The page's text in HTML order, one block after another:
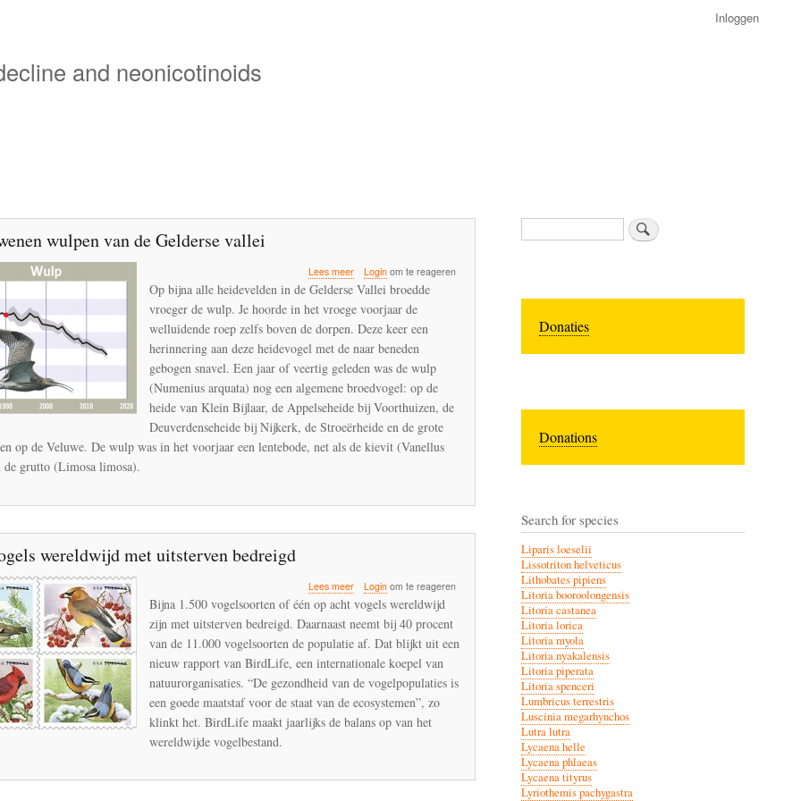
de
Inloggen
and neonicotinoids
wulpen van de Gelderse vallei
Lees meer over
De
wulpen
van
de
vallei
Login om te reageren
Op bijna alle heidevelden in de Gelderse Vallei broedde
vroeger de wulp. Je hoorde in het vroege voorjaar de
welluidende roep zelfs boven de dorpen. Deze keer een
herinnering aan deze heidevogel met de naar beneden
gebogen snavel. Een jaar of veertig geleden was de wulp
(Numenius arquata) nog een algemene broedvogel: op de
heide van Klein Bijlaar, de Appelseheide bij Voorthuizen, de
Deuverdenseheide bij Nijkerk, de Stroeërheide en de grote
op de Veluwe. De wulp was in het voorjaar een lentebode, net als de kievit (Vanellus
de grutto (Limosa limosa).
wereldwijd met uitsterven bedreigd
Lees meer over
8
vogels
wereldwijd
uitsterven
bedreigd
Login om te reageren
Bijna 1.500 vogelsoorten of één op acht vogels wereldwijd
zijn met uitsterven bedreigd. Daarnaast neemt bij 40 procent
van de 11.000 vogelsoorten de populatie af. Dat blijkt uit een
nieuw rapport van BirdLife, een internationale koepel van
natuurorganisaties. “De gezondheid van de vogelpopulaties is
een goede maatstaf voor de staat van de ecosystemen”, zo
klinkt het. BirdLife maakt jaarlijks de balans op van het
wereldwijde vogelbestand.
Zoeken
Donaties
Donations
Search for species
Liparis loeselii
Lissotriton helveticus
Lithobates pipiens
Litoria booroolongensis
Litoria castanea
Litoria lorica
Litoria myola
Litoria nyakalensis
Litoria piperata
Litoria spenceri
Lumbricus terrestris
Luscinia megarhynchos
Lutra lutra
Lycaena helle
Lycaena phlaeas
Lycaena tityrus
Lyriothemis pachygastra